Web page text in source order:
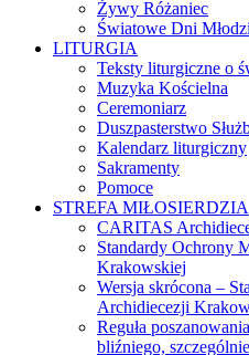
Żywy Różaniec
Światowe Dni
LITURGIA
Teksty liturgiczne o
Muzyka Kościelna
Ceremoniarz
Duszpasterstwo
Kalendarz liturgiczny
Sakramenty
Pomoce
STREFA MIŁOSIERDZIA
CARITAS
Standardy Ochrony
Krakowskiej
Wersja skrócona –
Archidiecezji
Reguła
bliźniego,